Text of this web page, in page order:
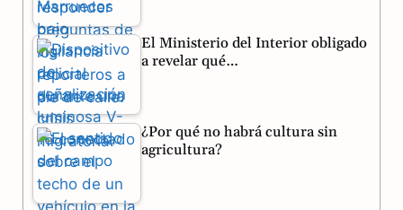
El Ministerio del Interior obligado
a revelar qué…
¿Por qué no habrá cultura sin
agricultura?